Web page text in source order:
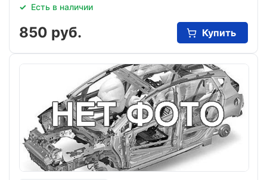
Есть в наличии
850 руб. Купить